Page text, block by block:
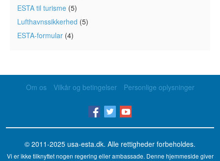
ESTA til turisme (5)
Lufthavnssikkerhed (5)
ESTA-formular (4)
Om os Vilkår og betingelser Personlige oplysninger
© 2011-2025 usa-esta.dk. Alle rettigheder forbeholdes.
Vi er ikke tilknyttet nogen regering eller ambassade. Denne hjemmeside giver